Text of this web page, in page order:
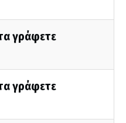
γράφετε
γράφετε